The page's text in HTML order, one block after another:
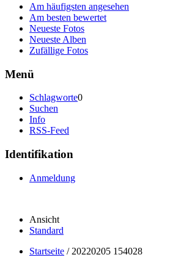
Am häufigsten angesehen
Am besten bewertet
Neueste Fotos
Neueste Alben
Zufällige Fotos
Menü
Schlagworte0
Suchen
Info
RSS-Feed
Identifikation
Anmeldung
Ansicht
Standard
Startseite / 20220205 154028